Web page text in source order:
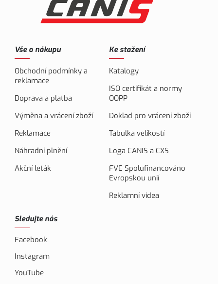
Vše o nákupu
Obchodní podmínky a
reklamace
Doprava a platba
Výměna a vrácení zboží
Reklamace
Náhradní plnění
Akční leták
Ke stažení
Katalogy
ISO certifikát a normy
OOPP
Doklad pro vrácení zboží
Tabulka velikostí
Loga CANIS a CXS
FVE Spolufinancováno
Evropskou unií
Reklamní videa
Sledujte nás
Facebook
Instagram
YouTube